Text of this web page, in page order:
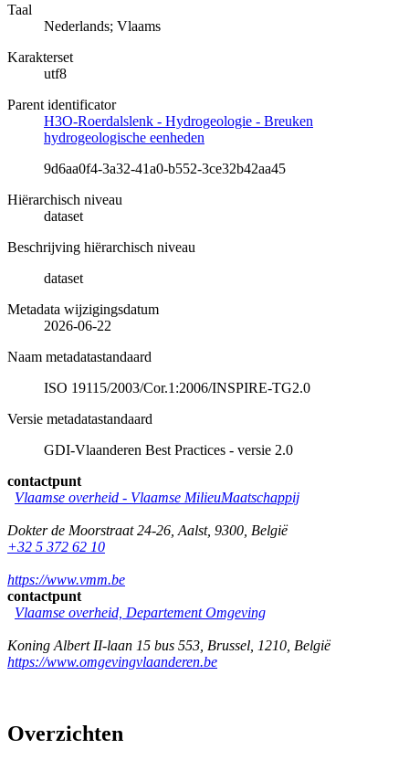
Taal
Nederlands; Vlaams
Karakterset
utf8
Parent identificator
H3O-Roerdalslenk - Hydrogeologie - Breuken
hydrogeologische eenheden
9d6aa0f4-3a32-41a0-b552-3ce32b42aa45
Hiërarchisch niveau
dataset
Beschrijving hiërarchisch niveau
dataset
Metadata wijzigingsdatum
2026-06-22
Naam metadatastandaard
ISO 19115/2003/Cor.1:2006/INSPIRE-TG2.0
Versie metadatastandaard
GDI-Vlaanderen Best Practices - versie 2.0
contactpunt
Vlaamse overheid - Vlaamse MilieuMaatschappij
Dokter de Moorstraat 24-26 Aalst, 9300 België
+32 5 372 62 10
https://www.vmm.be
contactpunt
Vlaamse overheid, Departement Omgeving
Koning Albert II-laan 15 bus 553 Brussel 1210 België
https://www.omgevingvlaanderen.be
Overzichten